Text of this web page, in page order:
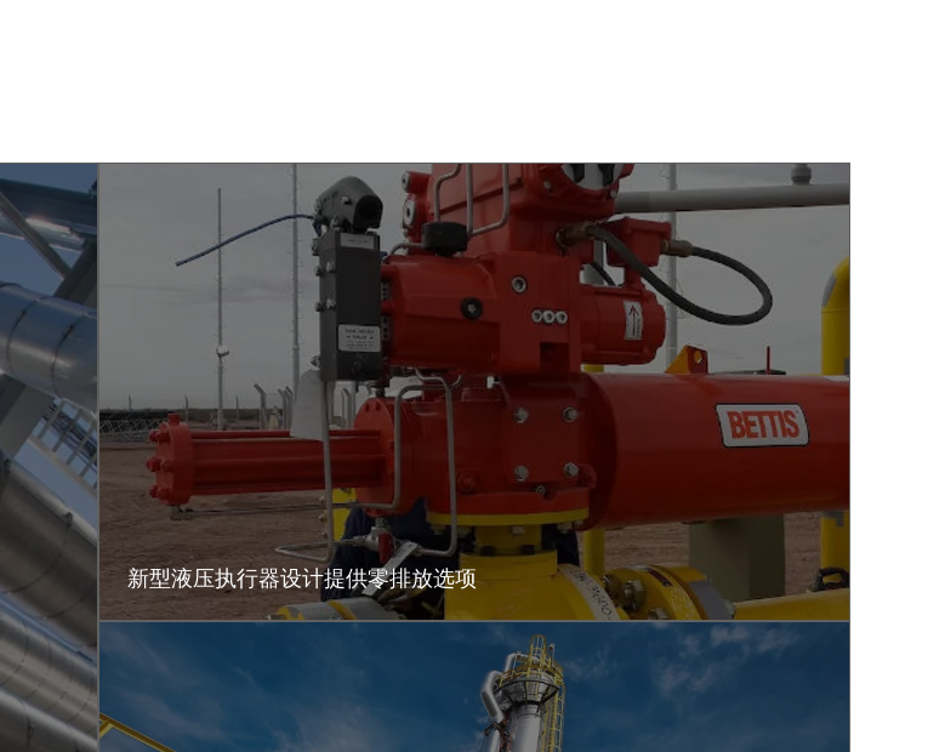
新型液压执行器设计提供零排放选项